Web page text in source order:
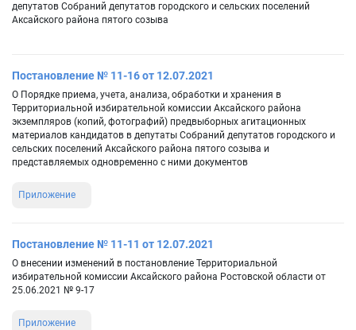
депутатов Собраний депутатов городского и сельских поселений
Аксайского района пятого созыва
Постановление № 11-16 от 12.07.2021
О Порядке приема, учета, анализа, обработки и хранения в
Территориальной избирательной комиссии Аксайского района
экземпляров (копий, фотографий) предвыборных агитационных
материалов кандидатов в депутаты Собраний депутатов городского и
сельских поселений Аксайского района пятого созыва и
представляемых одновременно с ними документов
Приложение
Постановление № 11-11 от 12.07.2021
О внесении изменений в постановление Территориальной
избирательной комиссии Аксайского района Ростовской области от
25.06.2021 № 9-17
Приложение